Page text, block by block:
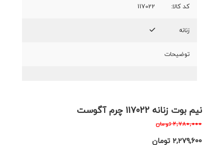
نیم بوت زنانه 117022 چرم آگوست
۲,۷۸۰,۰۰۰ تومان
۲,۲۷۹,۶۰۰تومان
کد کالا: 117022
زنانه
توضیحات